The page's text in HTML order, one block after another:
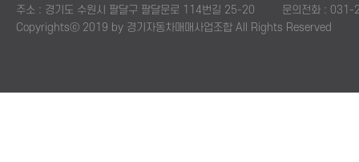
주소 : 경기도 수원시 팔달구 팔달문로 114번길 25-20
문의전화 :
Copyrightsⓒ 2019 by 경기자동차매매사업조합 All Rights Reserved